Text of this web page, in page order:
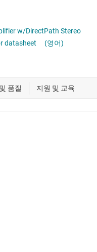
w/DirectPath Stereo
datasheet
(영어)